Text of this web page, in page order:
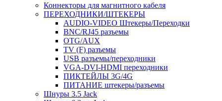
Коннекторы для магнитного кабеля
ПЕРЕХОДНИКИ/ШТЕКЕРЫ
AUDIO-VIDEO Штекеры/Переходки
BNC/RJ45 разъемы
OTG/AUX
TV (F) разъемы
USB разъемы/переходники
VGA-DVI-HDMI переходники
ПИКТЕЙЛЫ 3G/4G
ПИТАНИЕ штекеры/разъемы
Шнуры 3.5 Jack